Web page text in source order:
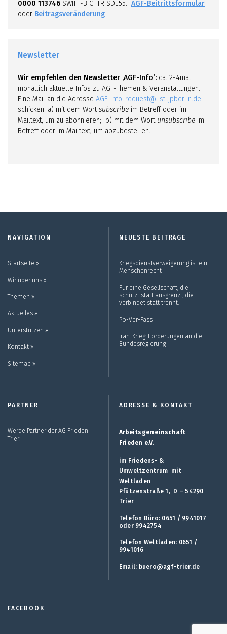
0000 113746 SWIFT-BIC: TRISDE55. AGF-Beitrittsformular
oder Beitragsveränderung
Newsletter
Wir empfehlen den Newsletter ‚AGF-Info‘: ca. 2-4mal
monatlich aktuelle Infos zu AGF-Themen & Veranstaltungen.
Eine Mail an die Adresse AGF-Info-request@listi.jpberlin.de
schicken: a) mit dem Wortsubscribe im Betreff oder im
Mailtext, um zu abonnieren; b) mit dem Wort unsubscribe im
Betreff oder im Mailtext, um abzubestellen.
NAVIGATION
Startseite ››
Wir über uns ››
Themen ››
Aktuelles ››
Unterstützen ››
Kontakt ››
Sitemap ››
NEUESTE BEITRÄGE
Kriegsdienstverweigerung ist ein
Menschenrecht
Für eine Gesellschaft, die
schützt statt ausgrenzt, die
verbindet statt trennt.
Po-Ver-Fass
Iran-Krieg: Forderungen an die
Bundesregierung
PARTNER
Werde Partner der AG Frieden
Trier!
ADRESSE & KONTAKT
Arbeitsgemeinschaft
Frieden e.V.
im Friedens- &
Umweltzentrum mit
Weltladen
Pfützenstraße 1, D – 54290
Trier
Telefon Büro: 0651 / 9941017
oder 9942754
Telefon Weltladen: 0651 /
9941016
Email: buero@agf-trier.de
FACEBOOK